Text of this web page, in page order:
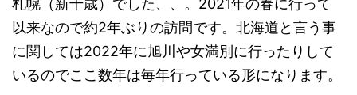
以来なので約2年ぶりの訪問です。北海道と言う事
に関しては2022年に旭川や女満別に行ったりして
いるのでここ数年は毎年行っている形になります。